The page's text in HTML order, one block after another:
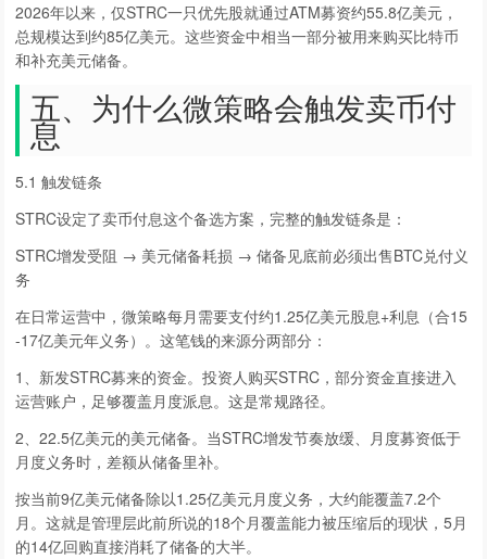
2026年以来，仅STRC一只优先股就通过ATM募资约55.8亿美元，
总规模达到约85亿美元。这些资金中相当一部分被用来购买比特币
和补充美元储备。
五、为什么微策略会触发卖币付
息
5.1 触发链条
STRC设定了卖币付息这个备选方案，完整的触发链条是：
STRC增发受阻 → 美元储备耗损 → 储备见底前必须出售BTC兑付义
务
在日常运营中，微策略每月需要支付约1.25亿美元股息+利息（合15
-17亿美元年义务）。这笔钱的来源分两部分：
1、新发STRC募来的资金。投资人购买STRC，部分资金直接进入
运营账户，足够覆盖月度派息。这是常规路径。
2、22.5亿美元的美元储备。当STRC增发节奏放缓、月度募资低于
月度义务时，差额从储备里补。
按当前9亿美元储备除以1.25亿美元月度义务，大约能覆盖7.2个
月。这就是管理层此前所说的18个月覆盖能力被压缩后的现状，5月
的14亿回购直接消耗了储备的大半。